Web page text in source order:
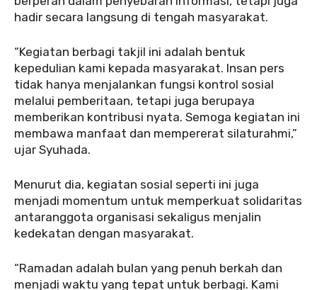
hadir secara langsung di tengah masyarakat.
‎‎“Kegiatan berbagi takjil ini adalah bentuk
kepedulian kami kepada masyarakat. Insan pers
tidak hanya menjalankan fungsi kontrol sosial
melalui pemberitaan, tetapi juga berupaya
memberikan kontribusi nyata. Semoga kegiatan ini
membawa manfaat dan mempererat silaturahmi,”
ujar Syuhada.
‎Menurut dia, kegiatan sosial seperti ini juga
menjadi momentum untuk memperkuat solidaritas
antaranggota organisasi sekaligus menjalin
kedekatan dengan masyarakat.
‎‎“Ramadan adalah bulan yang penuh berkah dan
menjadi waktu yang tepat untuk berbagi. Kami